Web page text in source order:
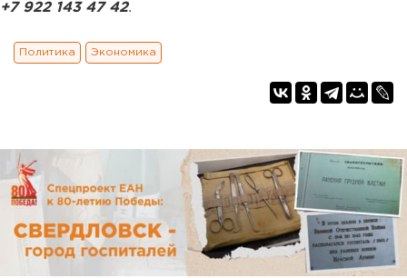
+7 922 143 47 42.
Политика Экономика